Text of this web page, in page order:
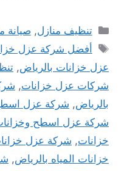
التصنيفات
تنظيف منازل,صيانة
الوسوم
أفضل شركة عزل
عزل خزانات بالرياض,
شركات عزل خزانات,
بالرياض, شركة عزل
شركة عزل اسطح
خزانات, شركة عزل
خزانات المياه بالرياض,